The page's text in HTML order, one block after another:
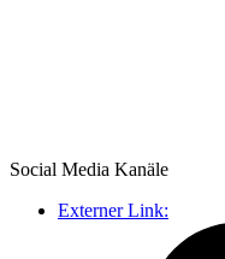
Social Media Kanäle
Externer Link: